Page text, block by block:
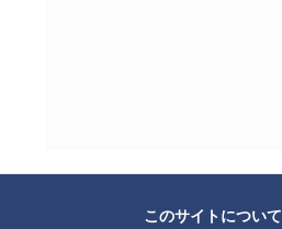
このサイトについて